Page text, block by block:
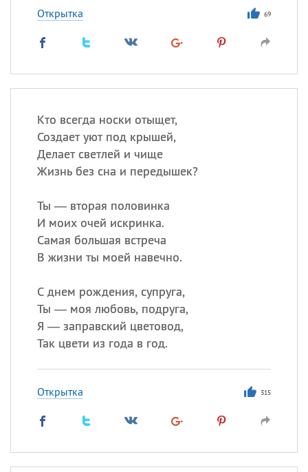
Открытка 69
Кто всегда носки отыщет,
Создает уют под крышей,
Делает светлей и чище
Жизнь без сна и передышек?
Ты — вторая половинка
И моих очей искринка.
Самая большая встреча
В жизни ты моей навечно.
С днем рождения, супруга,
Ты — моя любовь, подруга,
Я — заправский цветовод,
Так цвети из года в год.
Открытка 315